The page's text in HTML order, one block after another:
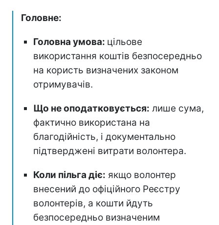
Головне:
Головна умова: цільове
використання коштів безпосередньо
на користь визначених законом
отримувачів.
Що не оподатковується: лише сума,
фактично використана на
благодійність, і документально
підтверджені витрати волонтера.
Коли пільга діє: якщо волонтер
внесений до офіційного Реєстру
волонтерів, а кошти йдуть
безпосередньо визначеним